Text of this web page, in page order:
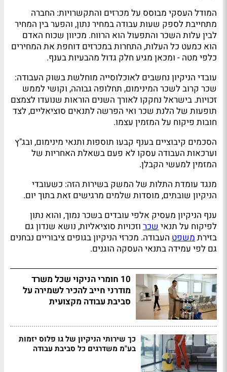
המודל העסקי מבוסס על מכרזים והתקשרויות: החברה
מתחייבת לספק שעות עבודה במחיר נתון, והפער בין המחיר
לבין עלות השכר והתפעול הוא הרווח. מכיוון שכוח האדם
הוא כמעט כל העלות, התחרות במכרזים דוחפת את המחירים
כלפי מטה - ומכאן מגיע חלק גדול מהבעיות בענף.
עובדי הניקיון נחשבים לאוכלוסייה מוחלשת בשוק העבודה:
שכר קרוב לשכר המינימום, תחלופה גבוהה, וקושי לממש
זכויות. בישראל נחקקו לאורך השנים הוראות שנועדו לצמצם
תופעות של הלנת שכר ואי הפרשה לתנאים סוציאליים, לצד
חובות פיקוח על המזמין עצמו.
הסכמים קיבוציים בענף קבעו תוספות ותנאי מינימום, ובג"ץ
וערכאות העבודה עסקו לא פעם בשאלת האחריות של
המזמין למעשי הקבלן.
מנגד עומדת התלות של המשק בשירות הזה: כשעובדי
הניקיון שובתים, מוסדות שלמים מרגישים זאת בתוך יום.
ענף הניקיון מעסיק אלפי עובדים בשכר נמוך, והוא נתון
לפיקוח על תנאישכר וזכויות סוציאליות, נושא שנדון גם
בזירתמשפט העבודה. מכרזי הניקיון בגופים ציבוריים נבחנים
גם לפי עמידה בתנאי העסקה הוגנים.
10 חומרי הניקוי שכל משרד
מודרני חייב להכיר לשמירה על
סביבת עבודה מקצועית
כך שירותי הניקיון של גו פלוס יזמות
בע"מ משדרגים כל סביבת עבודה